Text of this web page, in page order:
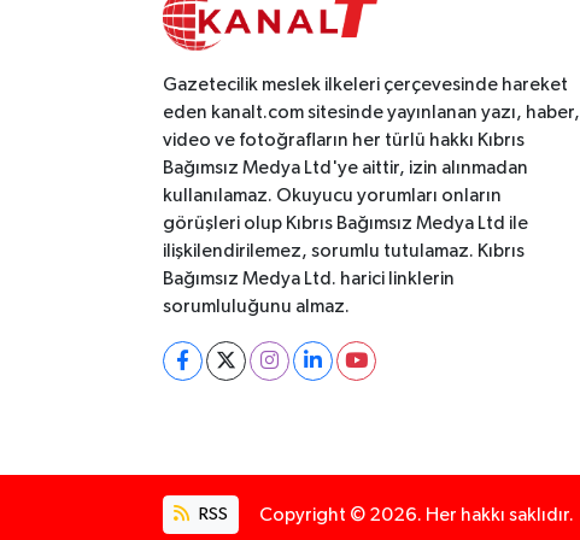
Gazetecilik meslek ilkeleri çerçevesinde hareket
eden kanalt.com sitesinde yayınlanan yazı, haber,
video ve fotoğrafların her türlü hakkı Kıbrıs
Bağımsız Medya Ltd'ye aittir, izin alınmadan
kullanılamaz. Okuyucu yorumları onların
görüşleri olup Kıbrıs Bağımsız Medya Ltd ile
ilişkilendirilemez, sorumlu tutulamaz. Kıbrıs
Bağımsız Medya Ltd. harici linklerin
sorumluluğunu almaz.
RSS Copyright © 2026. Her hakkı saklıdır.